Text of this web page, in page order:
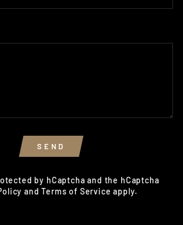
SEND
by hCaptcha and the hCaptcha
andTerms of Service apply.